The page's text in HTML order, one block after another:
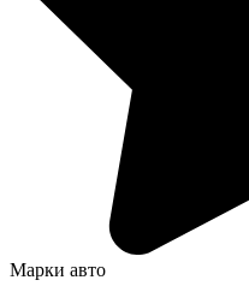
Марки авто